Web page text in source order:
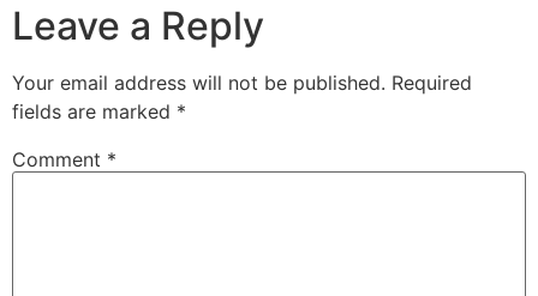
Leave a Reply
Your email address will not be published. Required
fields are marked *
Comment *